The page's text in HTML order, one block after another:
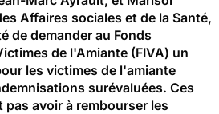
Affaires sociales et de la Santé,
de demander au Fonds
de l'Amiante (FIVA) un
les victimes de l'amiante
surévaluées. Ces
pas avoir à rembourser les